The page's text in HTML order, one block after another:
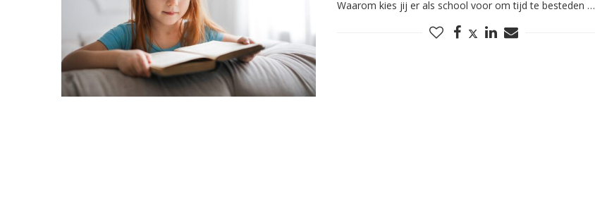
Waarom kies jij er als school voor om tijd te besteden …